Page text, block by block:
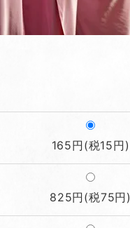
165円(税15円)
825円(税75円)